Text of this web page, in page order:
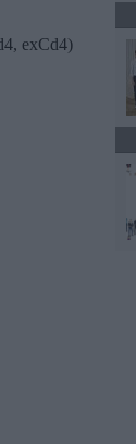
exCd4)